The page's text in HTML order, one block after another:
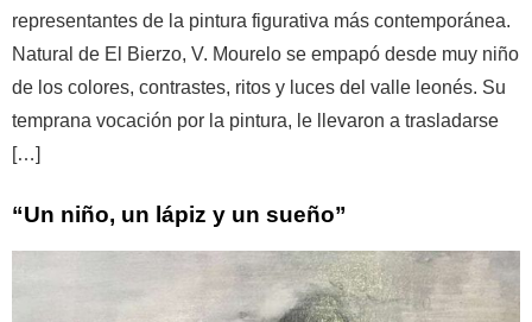
representantes de la pintura figurativa más contemporánea.
Natural de El Bierzo, V. Mourelo se empapó desde muy niño
de los colores, contrastes, ritos y luces del valle leonés. Su
temprana vocación por la pintura, le llevaron a trasladarse
[…]
“Un niño, un lápiz y un sueño”